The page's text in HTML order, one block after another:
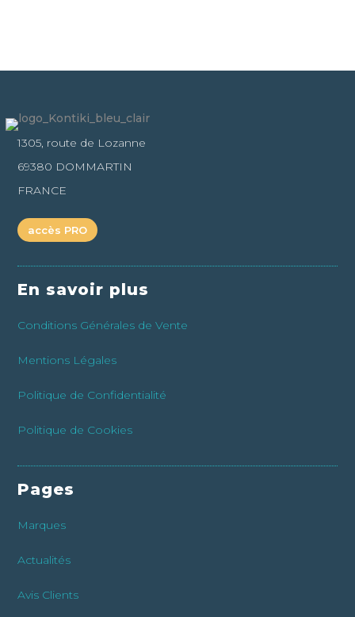
1305, route de Lozanne
69380 DOMMARTIN
FRANCE
accès PRO
En savoir plus
Conditions Générales de Vente
Mentions Légales
Politique de Confidentialité
Politique de Cookies
Pages
Marques
Actualités
Avis Clients